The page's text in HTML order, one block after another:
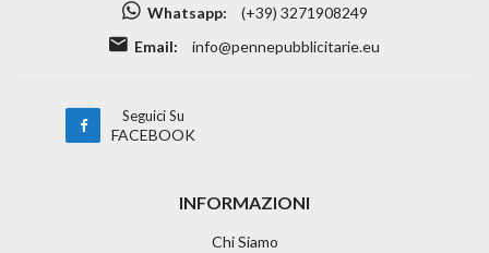
Whatsapp:
(+39) 3271908249
Email:
info@pennepubblicitarie.eu
Seguici Su
FACEBOOK
INFORMAZIONI
Chi Siamo